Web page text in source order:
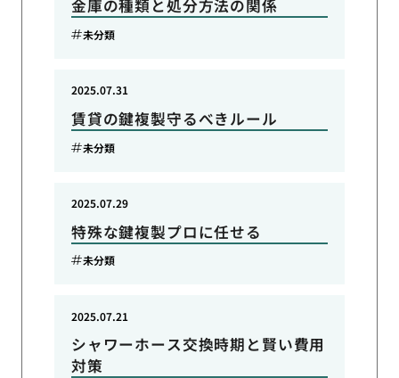
金庫の種類と処分方法の関係
未分類
賃貸の鍵複製守るべきルール
2025.07.31
未分類
特殊な鍵複製プロに任せる
2025.07.29
未分類
シャワーホース交換時期と賢い費用
対策
2025.07.21